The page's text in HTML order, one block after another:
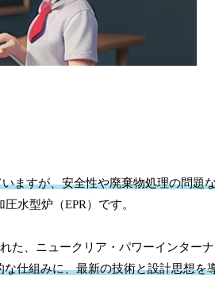
ますが、安全性や廃棄物処理の問題
水型炉（EPR）です。
た、ニュークリア・パワーインター
仕組みに、最新の技術と設計思想を